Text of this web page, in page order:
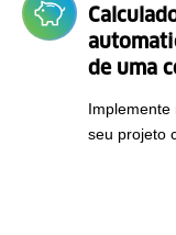
de uma
Implemente
seu projeto